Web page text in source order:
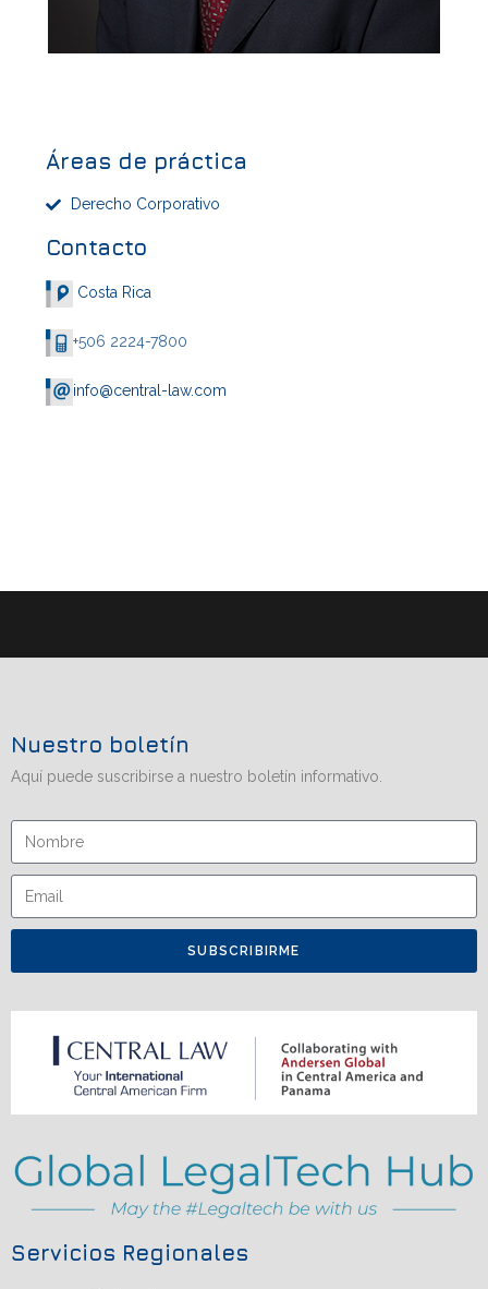
Áreas de práctica
Derecho Corporativo
Contacto
Costa Rica
+506 2224-7800
info@central-law.com
Nuestro boletín
Aquí puede suscribirse a nuestro boletín informativo.
SUBSCRIBIRME
Servicios Regionales